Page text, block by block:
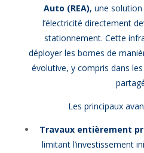
Auto (REA), une
l’électricité directement
stationnement. Cette
déployer les bornes de
évolutive, y compris dans
Les principaux
Travaux entièrement
limitant l’investissement